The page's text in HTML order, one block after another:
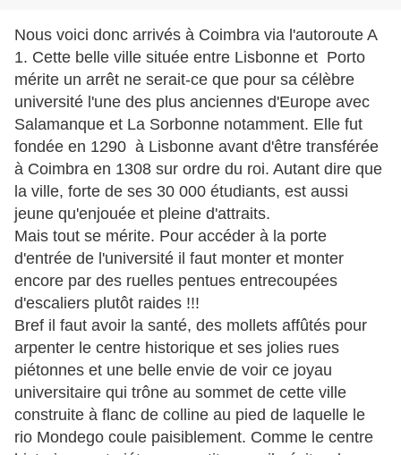
Nous voici donc arrivés à Coimbra via l'autoroute A
1. Cette belle ville située entre Lisbonne et Porto
mérite un arrêt ne serait-ce que pour sa célèbre
université l'une des plus anciennes d'Europe avec
Salamanque et La Sorbonne notamment. Elle fut
fondée en 1290 à Lisbonne avant d'être transférée
à Coimbra en 1308 sur ordre du roi. Autant dire que
la ville, forte de ses 30 000 étudiants, est aussi
jeune qu'enjouée et pleine d'attraits.
Mais tout se mérite. Pour accéder à la porte
d'entrée de l'université il faut monter et monter
encore par des ruelles pentues entrecoupées
d'escaliers plutôt raides !!!
Bref il faut avoir la santé, des mollets affûtés pour
arpenter le centre historique et ses jolies rues
piétonnes et une belle envie de voir ce joyau
universitaire qui trône au sommet de cette ville
construite à flanc de colline au pied de laquelle le
rio Mondego coule paisiblement. Comme le centre